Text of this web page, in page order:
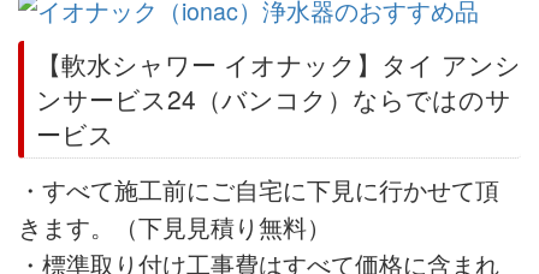
【軟水シャワー イオナック】タイ アンシ
ンサービス24（バンコク）ならではのサ
ービス
・すべて施工前にご自宅に下見に行かせて頂
きます。（下見見積り無料）
・標準取り付け工事費はすべて価格に含まれ